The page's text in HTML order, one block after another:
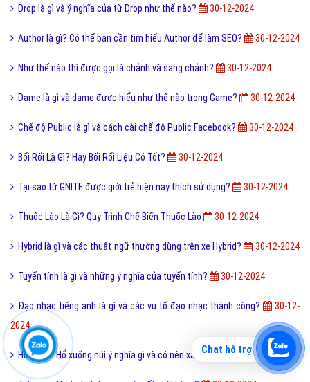
Drop là gì và ý nghĩa của từ Drop như thế nào? 30-12-2024
Author là gì? Có thể bạn cần tìm hiểu Author để làm SEO? 30-12-2024
Như thế nào thì được gọi là chảnh và sang chảnh? 30-12-2024
Dame là gì và dame được hiểu như thế nào trong Game? 30-12-2024
Chế độ Public là gì và cách cài chế độ Public Facebook? 30-12-2024
Bối Rối Là Gì? Hay Bối Rối Liệu Có Tốt? 30-12-2024
Tại sao từ GNITE được giới trẻ hiện nay thích sử dụng? 30-12-2024
Thuốc Lào Là Gì? Quy Trình Chế Biến Thuốc Lào 30-12-2024
Hybrid là gì và các thuật ngữ thường dùng trên xe Hybrid? 30-12-2024
Tuyến tính là gì và những ý nghĩa của tuyến tính? 30-12-2024
Đạo nhạc tiếng anh là gì và các vụ tố đạo nhạc thành công?
30-12-
2024
Hình xăm Hổ xuống núi ý nghĩa gì và có nên xăm không? 30-12-2024
Chat hỗ trợ